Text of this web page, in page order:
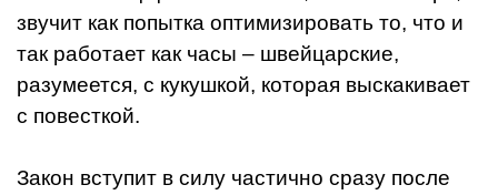
звучит как попытка оптимизировать то, что и
так работает как часы – швейцарские,
разумеется, с кукушкой, которая выскакивает
с повесткой.
Закон вступит в силу частично сразу после